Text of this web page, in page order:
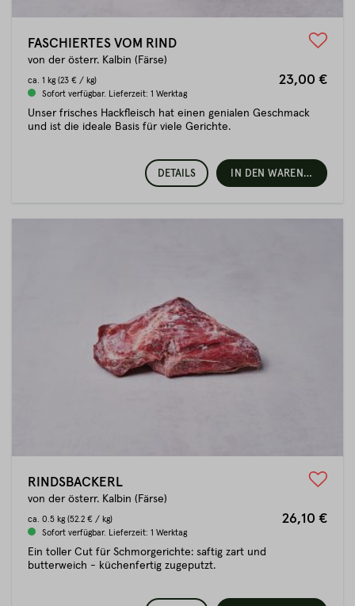
FASCHIERTES VOM RIND
von der österr. Kalbin (Färse)
ca. 1 kg (23 € / kg) 23,00 €
Sofort verfügbar. Lieferzeit: 1 Werktag
Unser frisches Hackfleisch hat einen genialen Geschmack
und ist die ideale Basis für viele Gerichte.
DETAILS IN DEN WARENKORB
RINDSBACKERL
von der österr. Kalbin (Färse)
ca. 0.5 kg (52.2 € / kg) 26,10 €
Sofort verfügbar. Lieferzeit: 1 Werktag
Ein toller Cut für Schmorgerichte: saftig zart und
butterweich - küchenfertig zugeputzt.